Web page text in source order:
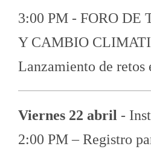
3:00 PM - FORO DE
Y CAMBIO
Lanzamiento de retos
Viernes 22 abril -
2:00 PM – Registro